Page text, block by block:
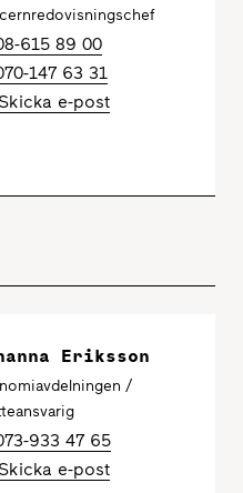
615 89 00
147 63 31
Skicka e-post
Eriksson
/
933 47 65
Skicka e-post